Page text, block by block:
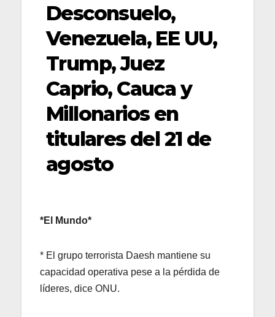
Desconsuelo,
Venezuela, EE UU,
Trump, Juez
Caprio, Cauca y
Millonarios en
titulares del 21 de
agosto
*El Mundo*
* El grupo terrorista Daesh mantiene su
capacidad operativa pese a la pérdida de
líderes, dice ONU.